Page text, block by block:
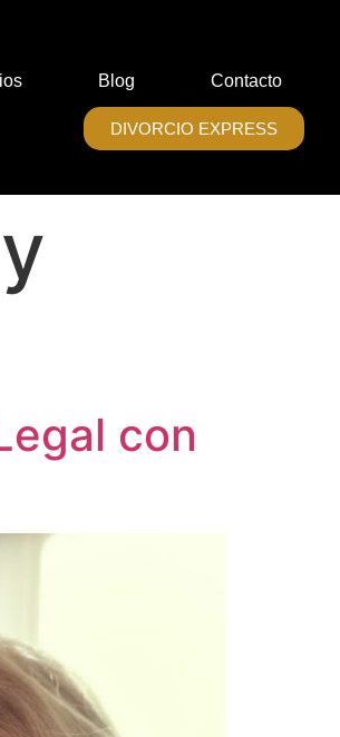
Blog Contacto
DIVORCIO EXPRESS
con